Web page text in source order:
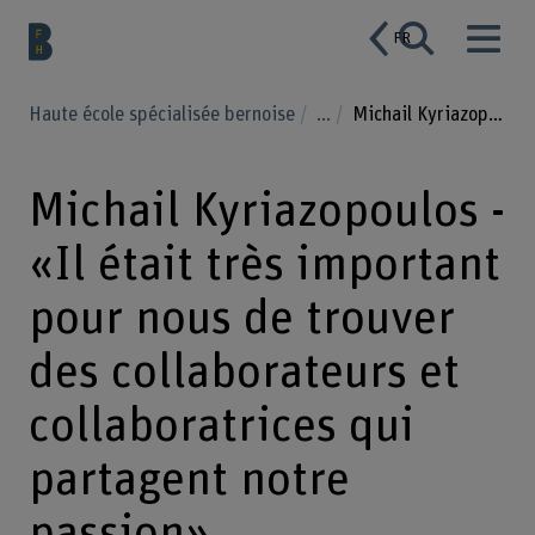
FR
Haute école spécialisée bernoise ... Michail Kyriazopoulos
Michail Kyriazopoulos -
«Il était très important
pour nous de trouver
des collaborateurs et
collaboratrices qui
partagent notre